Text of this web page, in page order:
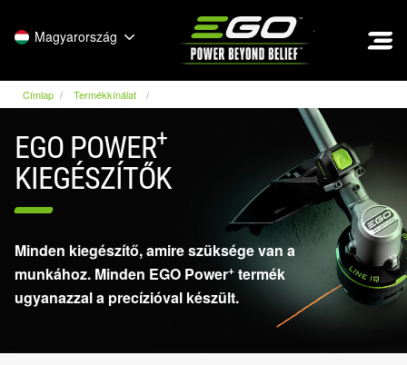
Magyarország
Címlap Termékkínálat
EGO POWER+
KIEGÉSZÍTŐK
Minden kiegészítő, amire szüksége van a
munkához. Minden EGO Power+ termék
ugyanazzal a precízióval készült.